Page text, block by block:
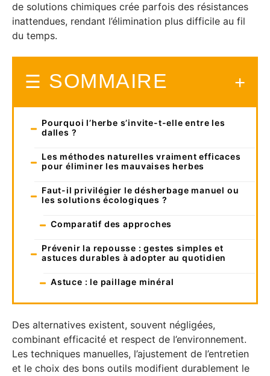
de solutions chimiques crée parfois des résistances
inattendues, rendant l’élimination plus difficile au fil
du temps.
SOMMAIRE
Pourquoi l’herbe s’invite-t-elle entre les
dalles ?
Les méthodes naturelles vraiment efficaces
pour éliminer les mauvaises herbes
Faut-il privilégier le désherbage manuel ou
les solutions écologiques ?
Comparatif des approches
Prévenir la repousse : gestes simples et
astuces durables à adopter au quotidien
Astuce : le paillage minéral
Des alternatives existent, souvent négligées,
combinant efficacité et respect de l’environnement.
Les techniques manuelles, l’ajustement de l’entretien
et le choix des bons outils modifient durablement le